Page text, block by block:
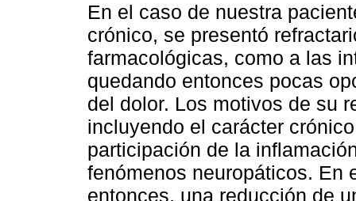
En el caso de nuestra
crónico, se presentó
farmacológicas, como a las
quedando entonces pocas
del dolor. Los motivos de su
incluyendo el carácter
participación de la
fenómenos neuropáticos. En
entonces, una reducción de